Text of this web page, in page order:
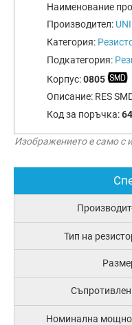
Наименование
Производител:
Категория:
Подкатегория:
Корпус:0805
Описание: RES
Код за поръчка:
Изображението е само с
Тип на
Номинална